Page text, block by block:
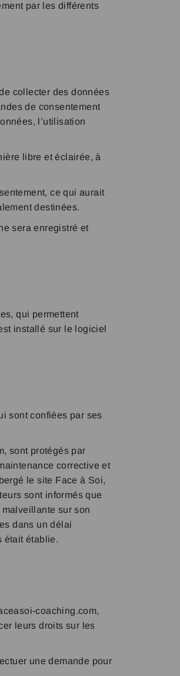
par les différents
collecter des données
de consentement
l’utilisation
libre et éclairée, à
ce qui aurait
destinées.
sera enregistré et
qui permettent
installé sur le logiciel
sont confiées par ses
sont protégés par
corrective et
le site Face à Soi,
sont informés que
sur son
dans un délai
était établie.
coaching.com,
leurs droits sur les
une demande pour